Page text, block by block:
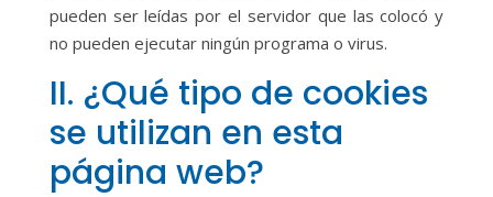
pueden ser leídas por el servidor que las colocó y
no pueden ejecutar ningún programa o virus.
II. ¿Qué tipo de cookies
se utilizan en esta
página web?